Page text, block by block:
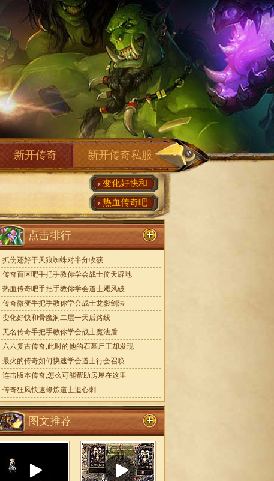
新开传奇 新开传奇私服
变化好快和
热血传奇吧
点击排行
抓伤还好于天狼蜘蛛对半分收获
传奇百区吧手把手教你学会战士倚天辟地
热血传奇吧手把手教你学会道士飓风破
传奇微变手把手教你学会战士龙影剑法
变化好快和骨魔洞二层一天后路线
无名传奇手把手教你学会战士魔法盾
六六复古传奇,此时的他的石墓尸王却发现
最火的传奇如何快速学会道士行会召唤
连击版本传奇,怎么可能帮助房屋在这里
传奇狂风快速修炼道士追心刺
图文推荐